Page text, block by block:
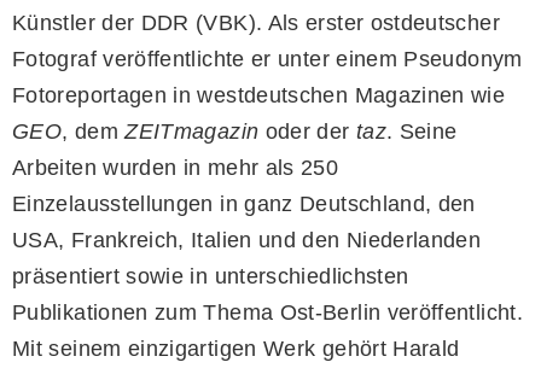
Künstler der DDR (VBK). Als erster ostdeutscher
Fotograf veröffentlichte er unter einem Pseudonym
Fotoreportagen in westdeutschen Magazinen wie
GEO, demZEITmagazin oder der taz. Seine
Arbeiten wurden in mehr als 250
Einzelausstellungen in ganz Deutschland, den
USA, Frankreich, Italien und den Niederlanden
präsentiert sowie in unterschiedlichsten
Publikationen zum Thema Ost-Berlin veröffentlicht.
Mit seinem einzigartigen Werk gehört Harald